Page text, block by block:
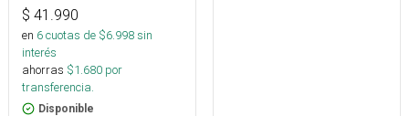
$ 41.990
en 6cuotas de $6.998sin
interés
ahorras $1.680 por
transferencia.
Disponible